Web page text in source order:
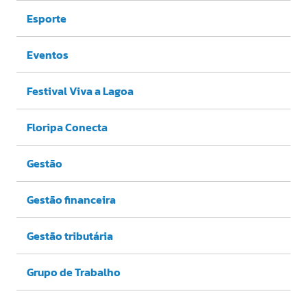
Esporte
Eventos
Festival Viva a Lagoa
Floripa Conecta
Gestão
Gestão financeira
Gestão tributária
Grupo de Trabalho